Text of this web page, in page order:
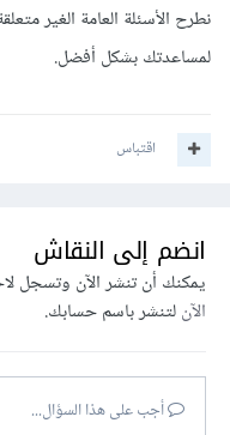
نطرح الأسئلة العامة الغير
لمساعدتك بشكل أفضل.
اقتباس
انضم إلى النقاش
يمكنك أن تنشر الآن وتسجل
الآنلتنشر باسم حسابك.
أجب على هذا السؤال...